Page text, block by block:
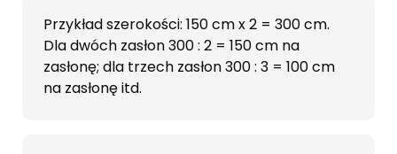
Przykład szerokości: 150 cm x 2 = 300 cm.
Dla dwóch zasłon 300 : 2 = 150 cm na
zasłonę; dla trzech zasłon 300 : 3 = 100 cm
na zasłonę itd.